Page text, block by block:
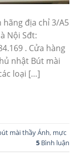
hãng địa chỉ 3/A5
Nội Sđt:
. Cửa hàng
nhật Bút mài
loại […]
mài thầy Ánh, mực
5 Bình luận